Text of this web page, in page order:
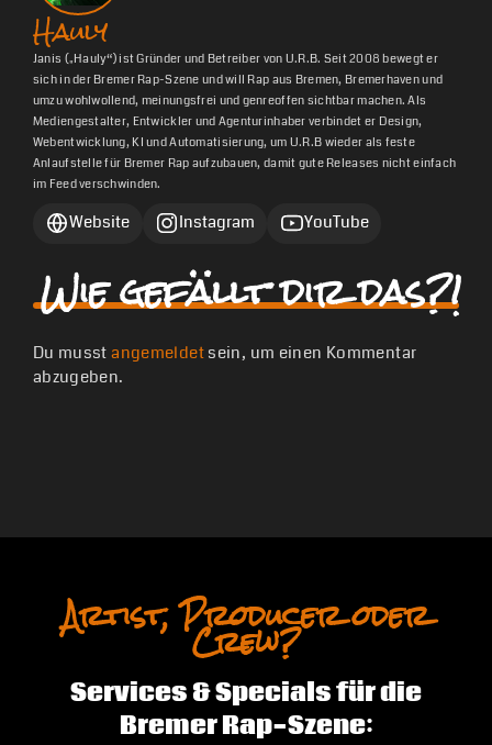
Hauly
Janis („Hauly“) ist Gründer und Betreiber von U.R.B. Seit 2008 bewegt er
sich in der Bremer Rap-Szene und will Rap aus Bremen, Bremerhaven und
umzu wohlwollend, meinungsfrei und genreoffen sichtbar machen. Als
Mediengestalter, Entwickler und Agenturinhaber verbindet er Design,
Webentwicklung, KI und Automatisierung, um U.R.B wieder als feste
Anlaufstelle für Bremer Rap aufzubauen, damit gute Releases nicht einfach
im Feed verschwinden.
Website Instagram YouTube
Wie gefällt dir das?!
Du musstangemeldetsein, um einen Kommentar
abzugeben.
Artist, Producer oder
Crew?
Services & Specials für die
Bremer Rap-Szene: